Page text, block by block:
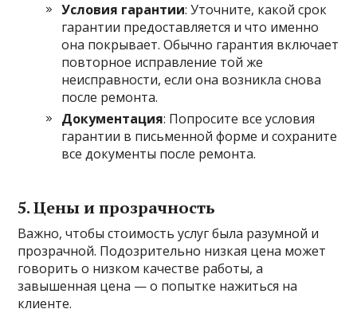
Условия гарантии: Уточните, какой срок
гарантии предоставляется и что именно
она покрывает. Обычно гарантия включает
повторное исправление той же
неисправности, если она возникла снова
после ремонта.
Документация: Попросите все условия
гарантии в письменной форме и сохраните
все документы после ремонта.
5. Цены и прозрачность
Важно, чтобы стоимость услуг была разумной и
прозрачной. Подозрительно низкая цена может
говорить о низком качестве работы, а
завышенная цена — о попытке нажиться на
клиенте.